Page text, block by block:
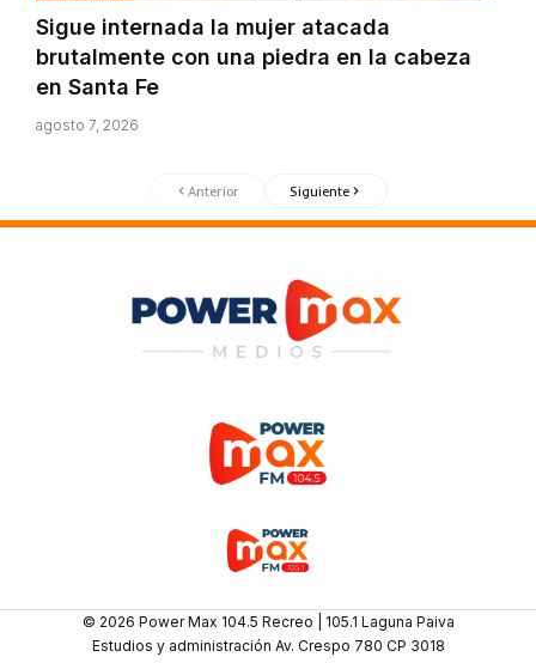
Sigue internada la mujer atacada
brutalmente con una piedra en la cabeza
en Santa Fe
agosto 7, 2026
Anterior Siguiente
© 2026 Power Max 104.5 Recreo | 105.1 Laguna Paiva
Estudios y administración Av. Crespo 780 CP 3018